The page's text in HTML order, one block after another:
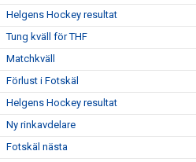
Helgens Hockey resultat
Tung kväll för THF
Matchkväll
Förlust i Fotskäl
Helgens Hockey resultat
Ny rinkavdelare
Fotskäl nästa